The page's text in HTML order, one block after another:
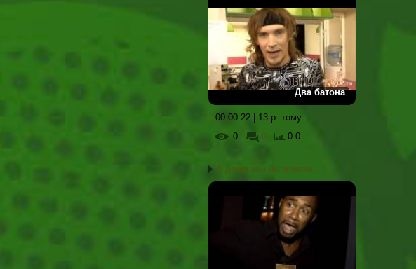
Два батона
00:00:22 | 13 р. тому
0
0 0.0
А дома мы не можем...